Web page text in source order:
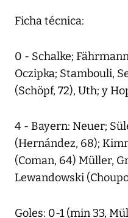
Ficha técnica:
0 - Schalke;
Oczipka; Stambouli,
(Schöpf, 72), Uth; y
4 - Bayern: Neuer;
(Hernández, 68);
(Coman, 64) Müller,
Lewandowski
Goles: 0-1 (min 33,